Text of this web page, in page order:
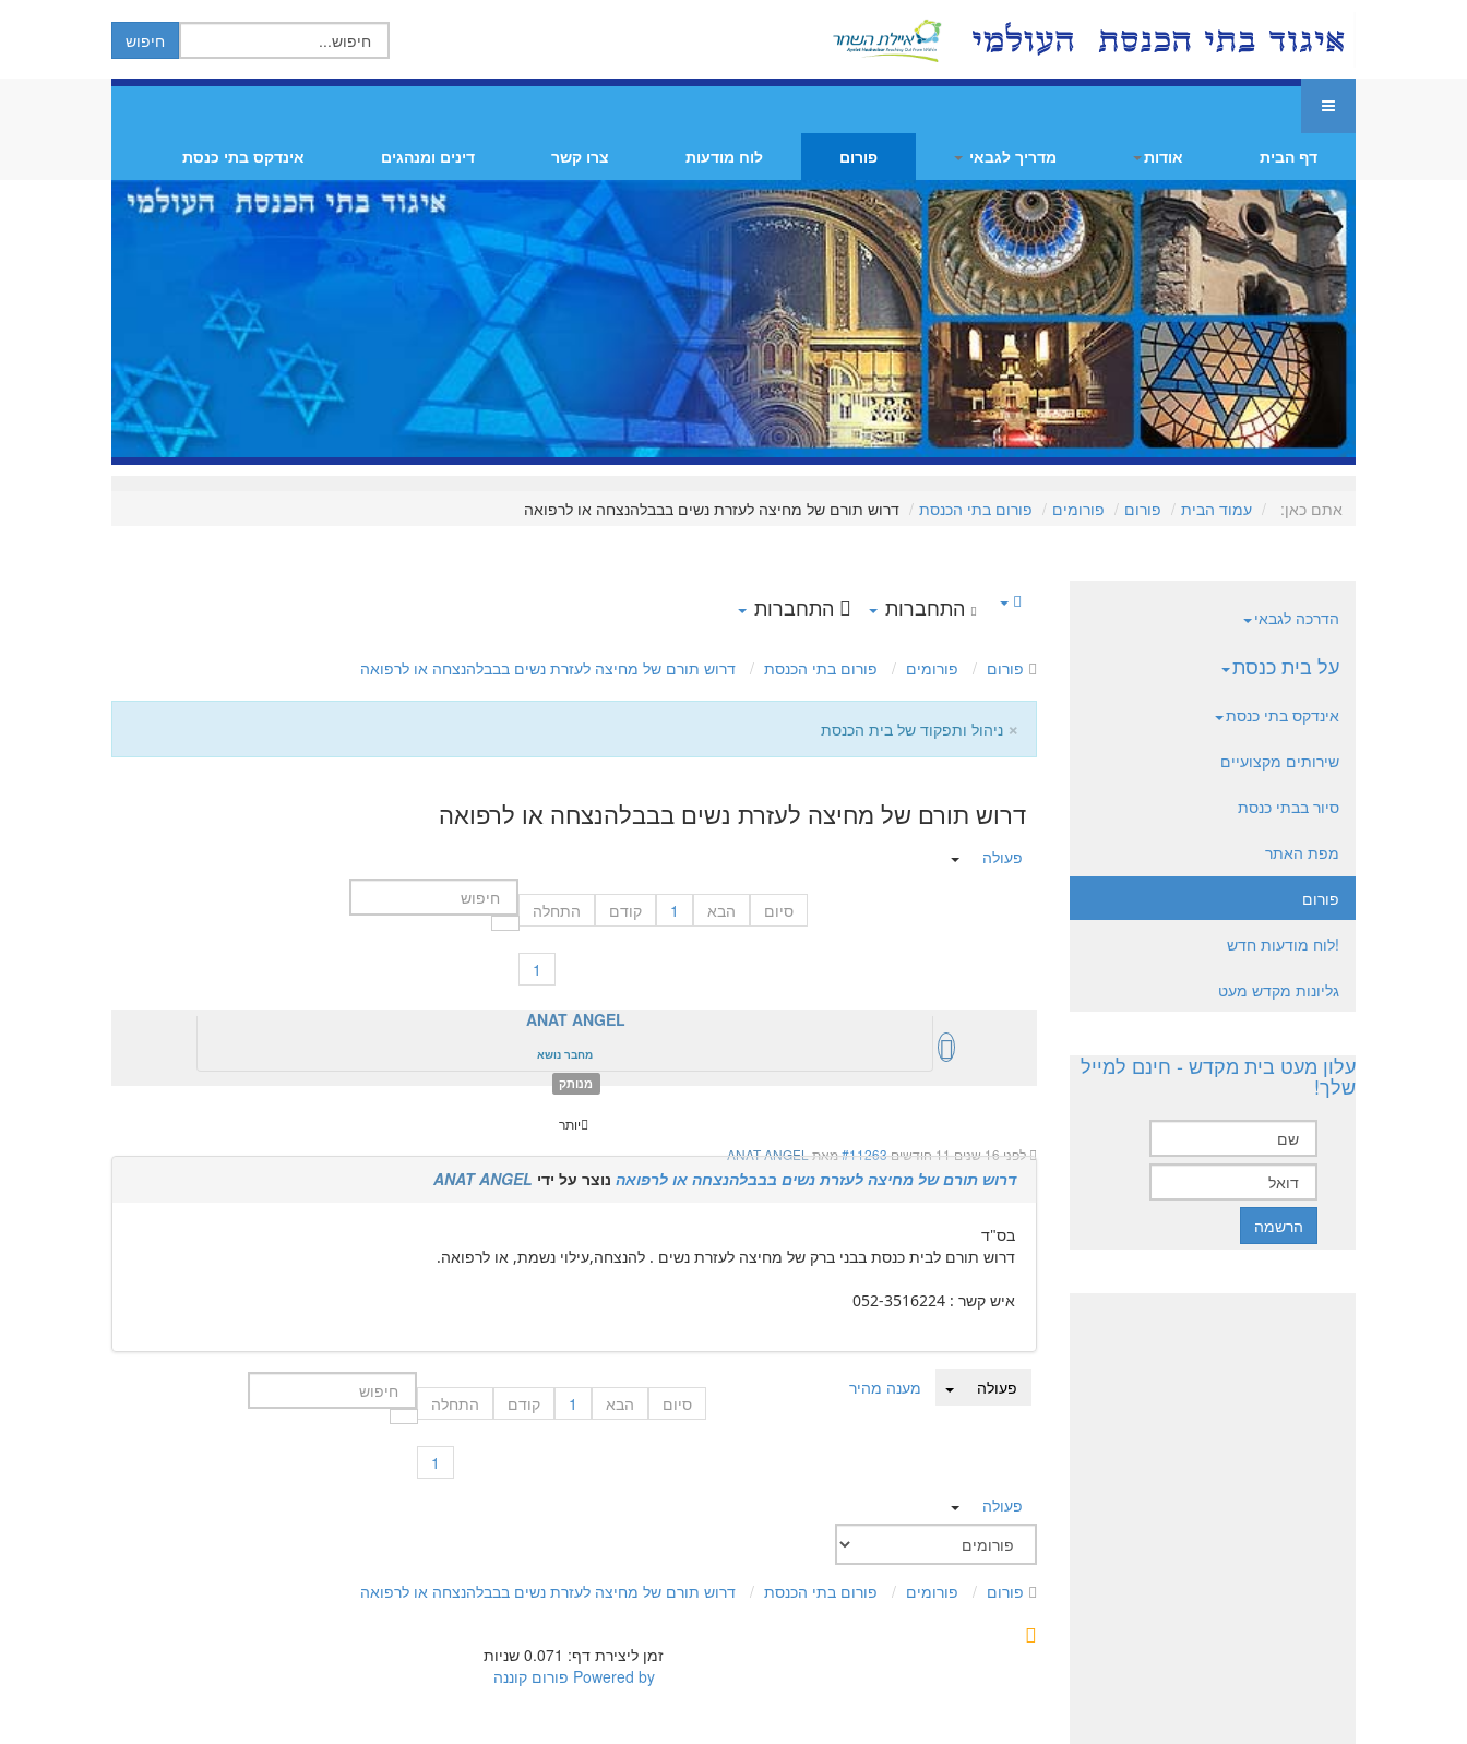
דף הבית אודות מדריך לגבאי פורום לוח מודעות צרו קשר דינים ומנהגים אינדקס בתי כנסת
אתם כאן: עמוד הבית פורום פורומים פורום בתי הכנסת דרוש תורם של מחיצה לעזרת נשים בבבלהנצחה או לרפואה
התחברות התחברות
פורום פורומים פורום בתי הכנסת דרוש תורם של מחיצה לעזרת נשים בבבלהנצחה או לרפואה
× ניהול ותפקוד של בית הכנסת
דרוש תורם של מחיצה לעזרת נשים בבבלהנצחה או לרפואה
פעולה
התחלה קודם 1 הבא סיום
1
ANAT ANGEL
מחבר נושא
מנותק
יותר
לפני 16 שנים 11 חודשים
#11263מאתANAT ANGEL
דרוש תורם של מחיצה לעזרת נשים בבבלהנצחה או לרפואה נוצר על ידי ANAT ANGEL
בס"ד
דרוש תורם לבית כנסת בבני ברק של מחיצה לעזרת נשים . להנצחה,עילוי נשמת, או לרפואה.
איש קשר : 052-3516224
מענה מהיר פעולה
התחלה קודם 1 הבא סיום
1
פעולה
פורום פורומים פורום בתי הכנסת דרוש תורם של מחיצה לעזרת נשים בבבלהנצחה או לרפואה
זמן ליצירת דף: 0.071 שניות
Powered by פורום קוננה
הדרכה לגבאי
על בית כנסת
אינדקס בתי כנסת
שירותים מקצועיים
סיור בבתי כנסת
מפת האתר
פורום
!לוח מודעות חדש
גליונות מקדש מעט
עלון מעט בית מקדש - חינם למייל
שלך!